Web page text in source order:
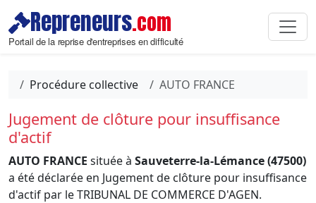
Repreneurs.com
Portail de la reprise d'entreprises en difficulté
Procédure collective AUTO FRANCE
Jugement de clôture pour insuffisance
d'actif
AUTO FRANCE située à Sauveterre-la-Lémance (47500)
a été déclarée en Jugement de clôture pour insuffisance
d'actif par le TRIBUNAL DE COMMERCE D'AGEN.